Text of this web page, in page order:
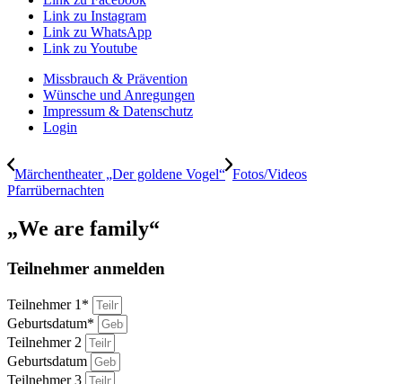
Link zu Instagram
Link zu WhatsApp
Link zu Youtube
Missbrauch & Prävention
Wünsche und Anregungen
Impressum & Datenschutz
Login
Märchentheater „Der goldene Vogel“ Fotos/Videos
Pfarrübernachten
„We are family“
Teilnehmer anmelden
Teilnehmer 1*
Geburtsdatum*
Teilnehmer 2
Geburtsdatum
Teilnehmer 3